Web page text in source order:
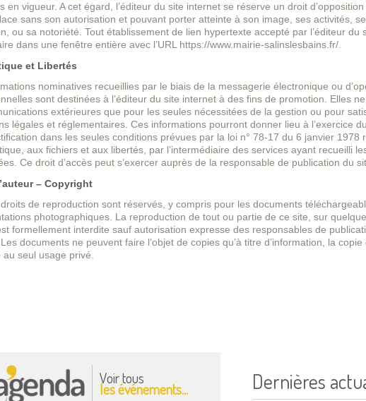
en vigueur. A cet égard, l’éditeur du site internet se réserve un droit
sans son autorisation et pouvant porter atteinte à son image, ses activités,
ou sa notoriété. Tout établissement de lien hypertexte accepté par l’éditeur du
dans une fenêtre entière avec l’URL https://www.mairie-salinslesbains.fr/.
et Libertés
nominatives recueillies par le biais de la messagerie électronique ou
sont destinées à l’éditeur du site internet à des fins de promotion. Elles
extérieures que pour les seules nécessitées de la gestion ou pour
légales et réglementaires. Ces informations pourront donner lieu à l’exercice
dans les seules conditions prévues par la loi n° 78-17 du 6 janvier 1978
aux fichiers et aux libertés, par l’intermédiaire des services ayant recueilli
Ce droit d’accès peut s’exercer auprès de la responsable de publication du
– Copyright
de reproduction sont réservés, y compris pour les documents
photographiques. La reproduction de tout ou partie de ce site, sur
formellement interdite sauf autorisation expresse des responsables de
documents ne peuvent faire l’objet de copies qu’à titre d’information, la copie
au seul usage privé.
Voir tous
les événements... Dernières